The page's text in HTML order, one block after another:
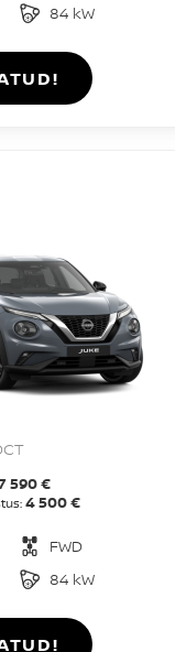
84 kW
590 €
4 500 €
FWD
84 kW